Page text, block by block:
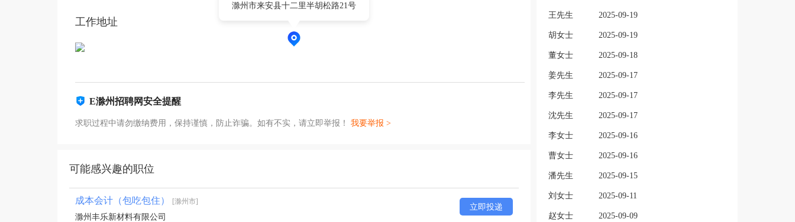
工作地址
滁州市来安县十二里半胡松路21号
E滁州招聘网安全提醒
求职过程中请勿缴纳费用，保持谨慎，防止诈骗。如有不实，请立即举报！ 我要举报 >
可能感兴趣的职位
成本会计（包吃包住） [滁州市]
立即投递
滁州丰乐新材料有限公司
王先生 2025-09-19
胡女士 2025-09-19
董女士 2025-09-18
姜先生 2025-09-17
李先生 2025-09-17
沈先生 2025-09-17
李女士 2025-09-16
曹女士 2025-09-16
潘先生 2025-09-15
刘女士 2025-09-11
赵女士 2025-09-09